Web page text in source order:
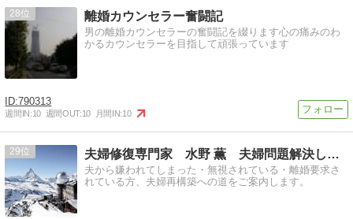
28 離婚カウンセラー奮闘記
男の離婚カウンセラーの奮闘記を綴ります心の痛みのわ
かるカウンセラーを目指して頑張っています
790313
週間IN:10 週間OUT:10 月間IN:10
29 夫婦修復専門家 水野 薫 夫婦問題解決します
夫から嫌われてしまった・無視されている・離婚要求さ
れている方、夫婦再構築への道をご案内します。